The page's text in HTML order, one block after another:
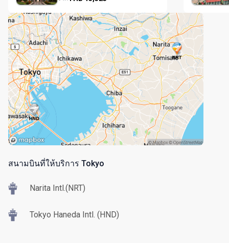
สนามบินที่ให้บริการ Tokyo
Narita Intl.(NRT)
Tokyo Haneda Intl. (HND)